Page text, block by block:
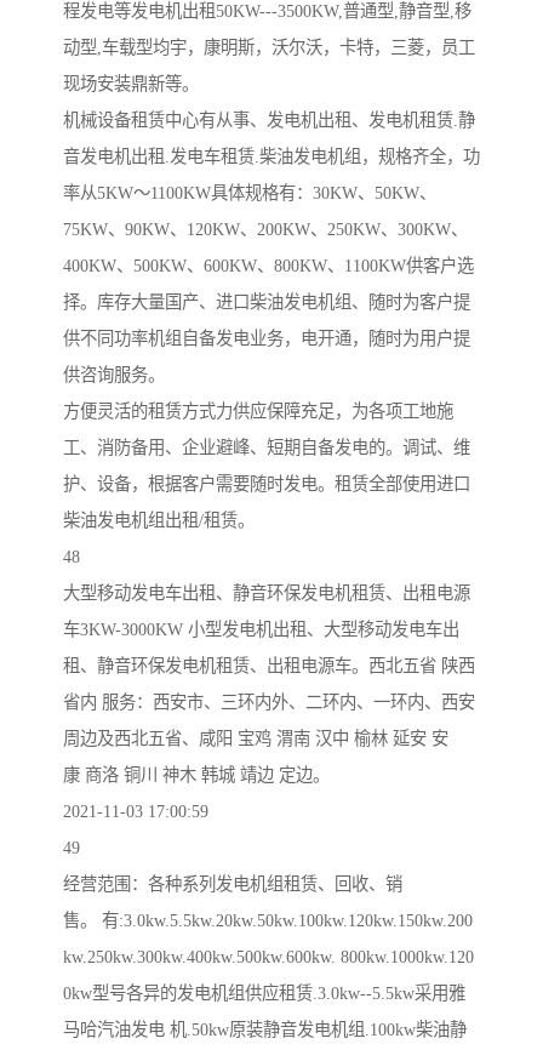
程发电等发电机出租50KW---3500KW,普通型,静音型,移
动型,车载型均宇，康明斯，沃尔沃，卡特，三菱，员工
现场安装鼎新等。
机械设备租赁中心有从事、发电机出租、发电机租赁.静
音发电机出租.发电车租赁.柴油发电机组，规格齐全，功
率从5KW～1100KW具体规格有：30KW、50KW、
75KW、90KW、120KW、200KW、250KW、300KW、
400KW、500KW、600KW、800KW、1100KW供客户选
择。库存大量国产、进口柴油发电机组、随时为客户提
供不同功率机组自备发电业务，电开通，随时为用户提
供咨询服务。
方便灵活的租赁方式力供应保障充足，为各项工地施
工、消防备用、企业避峰、短期自备发电的。调试、维
护、设备，根据客户需要随时发电。租赁全部使用进口
柴油发电机组出租/租赁。
48
大型移动发电车出租、静音环保发电机租赁、出租电源
车3KW-3000KW 小型发电机出租、大型移动发电车出
租、静音环保发电机租赁、出租电源车。西北五省 陕西
省内 服务：西安市、三环内外、二环内、一环内、西安
周边及西北五省、咸阳 宝鸡 渭南 汉中 榆林 延安 安
康 商洛 铜川 神木 韩城 靖边 定边。
2021-11-03 17:00:59
49
经营范围：各种系列发电机组租赁、回收、销
售。 有:3.0kw.5.5kw.20kw.50kw.100kw.120kw.150kw.200
kw.250kw.300kw.400kw.500kw.600kw. 800kw.1000kw.120
0kw型号各异的发电机组供应租赁.3.0kw--5.5kw采用雅
马哈汽油发电 机.50kw原装静音发电机组.100kw柴油静